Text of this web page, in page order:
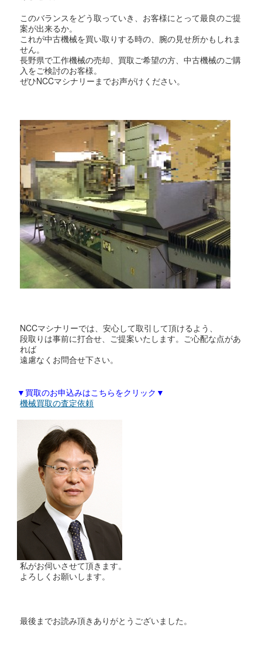
このバランスをどう取っていき、お客様にとって最良のご提
案が出来るか。
これが中古機械を買い取りする時の、腕の見せ所かもしれま
せん。
長野県で工作機械の売却、買取ご希望の方、中古機械のご購
入をご検討のお客様。
ぜひNCCマシナリーまでお声がけください。
NCCマシナリーでは、安心して取引して頂けるよう、
段取りは事前に打合せ、ご提案いたします。ご心配な点があ
れば
遠慮なくお問合せ下さい。
▼買取のお申込みはこちらをクリック▼
機械買取の査定依頼
私がお伺いさせて頂きます。
よろしくお願いします。
最後までお読み頂きありがとうございました。